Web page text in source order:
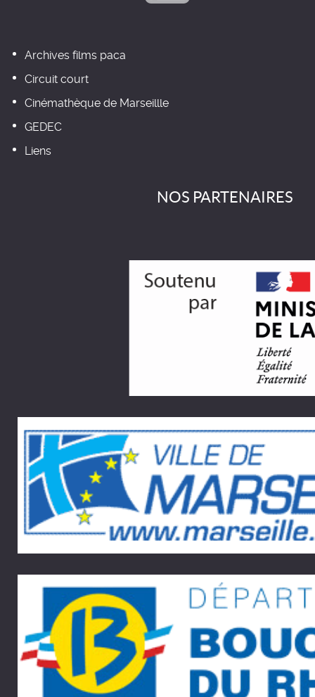
Archives films paca
Circuit court
Cinémathèque de Marseillle
GEDEC
Liens
NOS PARTENAIRES